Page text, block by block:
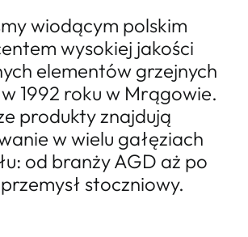
wiodącym polskim
wysokiej jakości
elementów grzejnych
1992 roku w Mrągowie.
produkty znajdują
w wielu gałęziach
od branży AGD aż po
stoczniowy.